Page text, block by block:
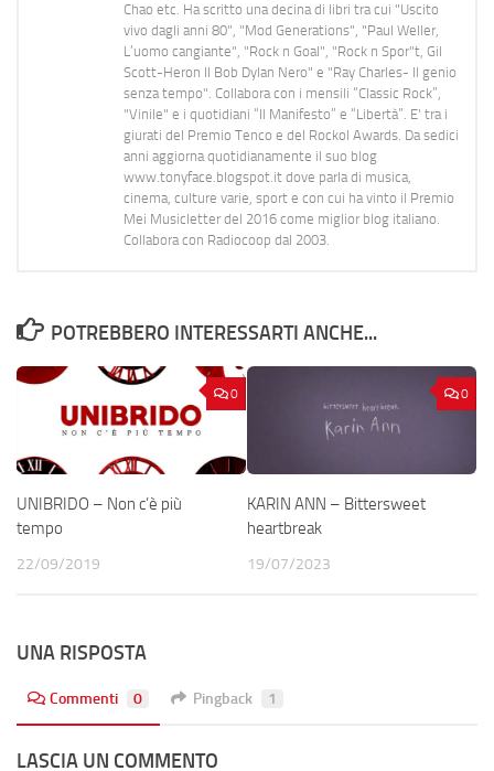
Chao etc. Ha scritto una decina di libri tra cui "Uscito
vivo dagli anni 80", "Mod Generations", "Paul Weller,
L’uomo cangiante", "Rock n Goal", "Rock n Spor"t, Gil
Scott-Heron Il Bob Dylan Nero" e "Ray Charles- Il genio
senza tempo". Collabora con i mensili “Classic Rock”,
"Vinile" e i quotidiani “Il Manifesto” e “Libertà”. E' tra i
giurati del Premio Tenco e del Rockol Awards. Da sedici
anni aggiorna quotidianamente il suo blog
www.tonyface.blogspot.it dove parla di musica,
cinema, culture varie, sport e con cui ha vinto il Premio
Mei Musicletter del 2016 come miglior blog italiano.
Collabora con Radiocoop dal 2003.
POTREBBERO INTERESSARTI ANCHE...
0
UNIBRIDO – Non c’è più
tempo
22/09/2019
0
KARIN ANN – Bittersweet
heartbreak
19/07/2023
UNA RISPOSTA
Commenti 0 Pingback 1
LASCIA UN COMMENTO